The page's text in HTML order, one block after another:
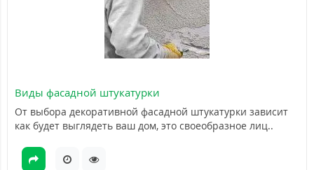
Виды фасадной штукатурки
От выбора декоративной фасадной штукатурки зависит
как будет выглядеть ваш дом, это своеобразное лиц..